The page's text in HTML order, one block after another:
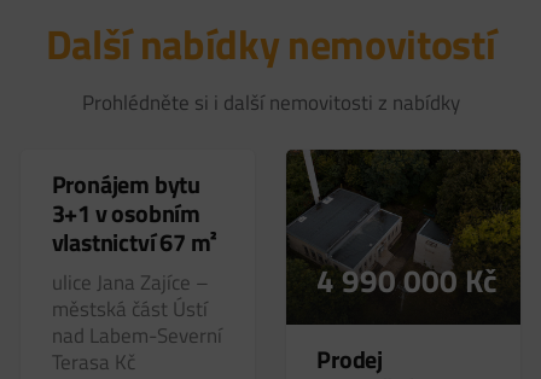
Další nabídky nemovitostí
Prohlédněte si i další nemovitosti z nabídky
Pronájem bytu
3+1 v osobním
vlastnictví 67 m²
ulice Jana Zajíce –
městská část Ústí
nad Labem-Severní
Terasa Kč
4 990 000 Kč
Prodej